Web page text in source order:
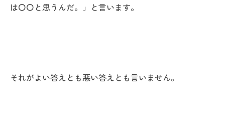
は〇〇と思うんだ。」と言います。
それがよい答えとも悪い答えとも言いません。